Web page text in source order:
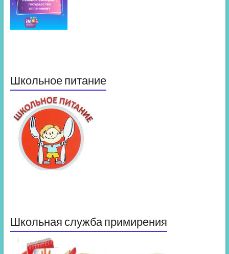
Школьное питание
Школьная служба примирения